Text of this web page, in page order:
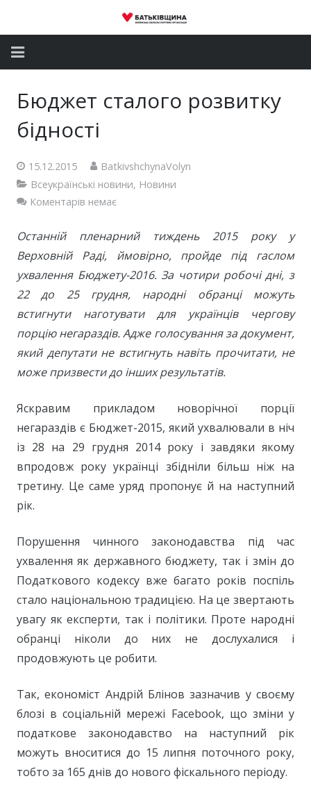
Депутатський корпус
Бюджет сталого розвитку
бідності
15.12.2015
BatkivshchynaVolyn
Всеукраїнські новини, Новини
Коментарів немає
Останній пленарний тиждень 2015 року у
Верховній Раді, ймовірно, пройде під гаслом
ухвалення Бюджету-2016. За чотири робочі дні, з
22 до 25 грудня, народні обранці можуть
встигнути наготувати для українців чергову
порцію негараздів. Адже голосування за документ,
який депутати не встигнуть навіть прочитати, не
може призвести до інших результатів.
Яскравим прикладом новорічної порції
негараздів є Бюджет-2015, який ухвалювали в ніч
із 28 на 29 грудня 2014 року і завдяки якому
впродовж року українці збідніли більш ніж на
третину. Це саме уряд пропонує й на наступний
рік.
Порушення чинного законодавства під час
ухвалення як державного бюджету, так і змін до
Податкового кодексу вже багато років поспіль
стало національною традицією. На це звертають
увагу як експерти, так і політики. Проте народні
обранці ніколи до них не дослухалися і
продовжують це робити.
Так, економіст Андрій Блінов зазначив у своєму
блозі в соціальній мережі Facebook, що зміни у
податкове законодавство на наступний рік
можуть вноситися до 15 липня поточного року,
тобто за 165 днів до нового фіскального періоду.